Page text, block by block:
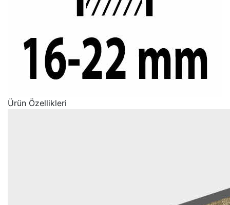
Ürün Özellikleri